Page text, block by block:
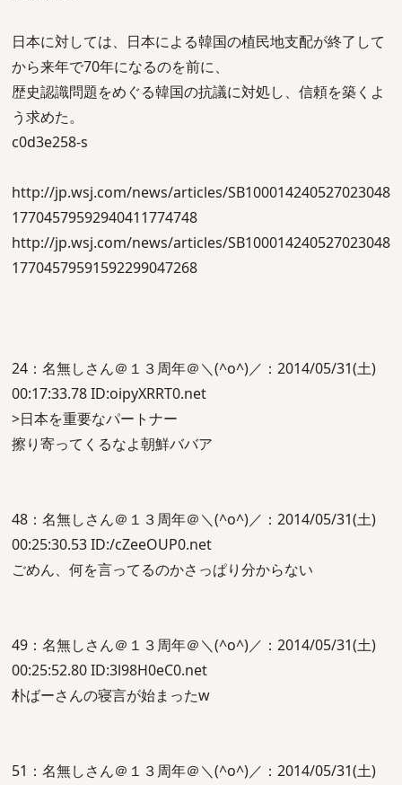
日本に対しては、日本による韓国の植民地支配が終了して
から来年で70年になるのを前に、
歴史認識問題をめぐる韓国の抗議に対処し、信頼を築くよ
う求めた。
c0d3e258-s
http://jp.wsj.com/news/articles/SB100014240527023048
17704579592940411774748
http://jp.wsj.com/news/articles/SB100014240527023048
17704579591592299047268
24：名無しさん＠１３周年＠＼(^o^)／：2014/05/31(土)
00:17:33.78 ID:oipyXRRT0.net
>日本を重要なパートナー
擦り寄ってくるなよ朝鮮ババア
48：名無しさん＠１３周年＠＼(^o^)／：2014/05/31(土)
00:25:30.53 ID:/cZeeOUP0.net
ごめん、何を言ってるのかさっぱり分からない
49：名無しさん＠１３周年＠＼(^o^)／：2014/05/31(土)
00:25:52.80 ID:3l98H0eC0.net
朴ばーさんの寝言が始まったw
51：名無しさん＠１３周年＠＼(^o^)／：2014/05/31(土)